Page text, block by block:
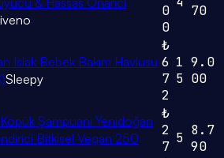
0
0
70
Islak Bebek Bakım Havlusu
Sleepy
₺
6
7
2
1
5
9.0
00
Şampuanı Yenidoğan
Bitkisel Vegan 250
₺
2
7
5 8.7
90